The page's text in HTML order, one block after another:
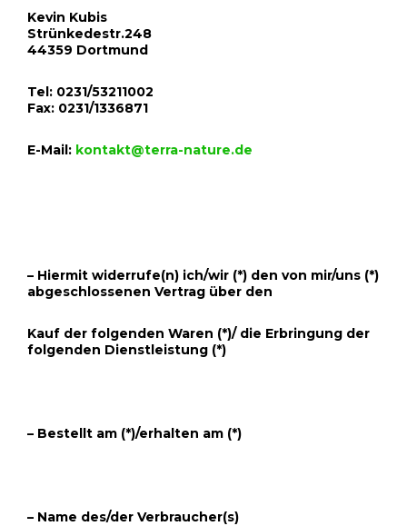
Kevin Kubis
Strünkedestr.248
44359 Dortmund
Tel: 0231/53211002
Fax: 0231/1336871
E-Mail: kontakt@terra-nature.de
– Hiermit widerrufe(n) ich/wir (*) den von mir/uns (*)
abgeschlossenen Vertrag über den
Kauf der folgenden Waren (*)/ die Erbringung der
folgenden Dienstleistung (*)
– Bestellt am (*)/erhalten am (*)
– Name des/der Verbraucher(s)